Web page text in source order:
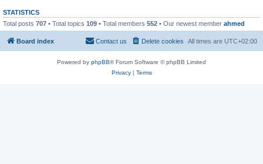
STATISTICS
Total posts 707 • Total topics 109 • Total members 552 • Our newest member ahmed
Board index All times are UTC+02:00
Delete cookies
Contact us
Powered by phpBB® Forum Software © phpBB Limited
Privacy| Terms